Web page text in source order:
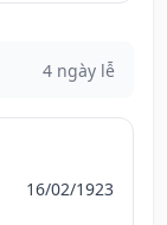
4 ngày lễ
16/02/1923